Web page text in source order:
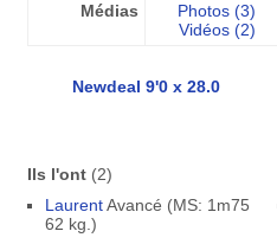
Médias
Photos (3)
Vidéos (2)
Newdeal 9'0 x 28.0
Ils l'ont(2)
LaurentAvancé (MS: 1m75
62 kg.)